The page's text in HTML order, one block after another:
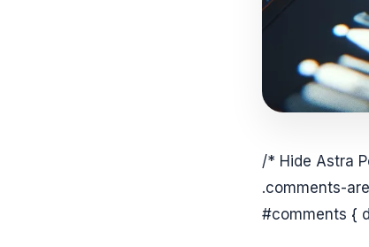
/* Hide Astra
.comments-
#comments {